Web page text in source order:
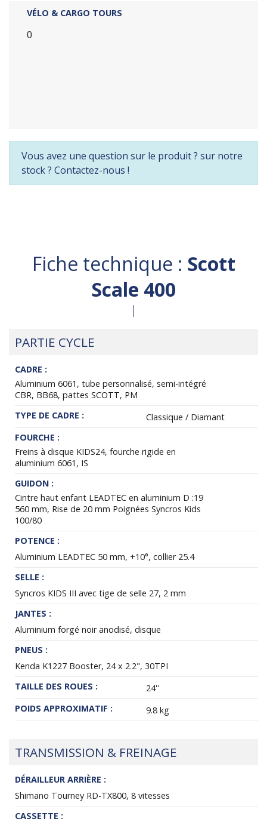
VÉLO & CARGO TOURS
0
Vous avez une question sur le produit ? sur notre
stock ? Contactez-nous !
Fiche technique : Scott
Scale 400
PARTIE CYCLE
CADRE :
Aluminium 6061, tube personnalisé, semi-intégré
CBR, BB68, pattes SCOTT, PM
TYPE DE CADRE :
Classique / Diamant
FOURCHE :
Freins à disque KIDS24, fourche rigide en
aluminium 6061, IS
GUIDON :
Cintre haut enfant LEADTEC en aluminium D :19
560 mm, Rise de 20 mm Poignées Syncros Kids
100/80
POTENCE :
Aluminium LEADTEC 50 mm, +10°, collier 25.4
SELLE :
Syncros KIDS III avec tige de selle 27, 2 mm
JANTES :
Aluminium forgé noir anodisé, disque
PNEUS :
Kenda K1227 Booster, 24 x 2.2", 30TPI
TAILLE DES ROUES :
24''
POIDS APPROXIMATIF :
9.8 kg
TRANSMISSION & FREINAGE
DÉRAILLEUR ARRIÈRE :
Shimano Tourney RD-TX800, 8 vitesses
CASSETTE :